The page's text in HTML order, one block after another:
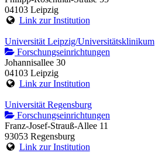
04103 Leipzig
Link zur Institution
Universität Leipzig/Universitätsklinikum
Forschungseinrichtungen
Johannisallee 30
04103 Leipzig
Link zur Institution
Universität Regensburg
Forschungseinrichtungen
Franz-Josef-Strauß-Allee 11
93053 Regensburg
Link zur Institution